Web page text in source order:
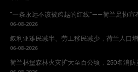
“一条永远不该被跨越的红线”——荷兰足协宣
06-08-2026
叙利亚难民减半、劳工移民减少，荷兰人口
06-08-2026
荷兰林堡森林火灾扩大至百公顷，250名消防